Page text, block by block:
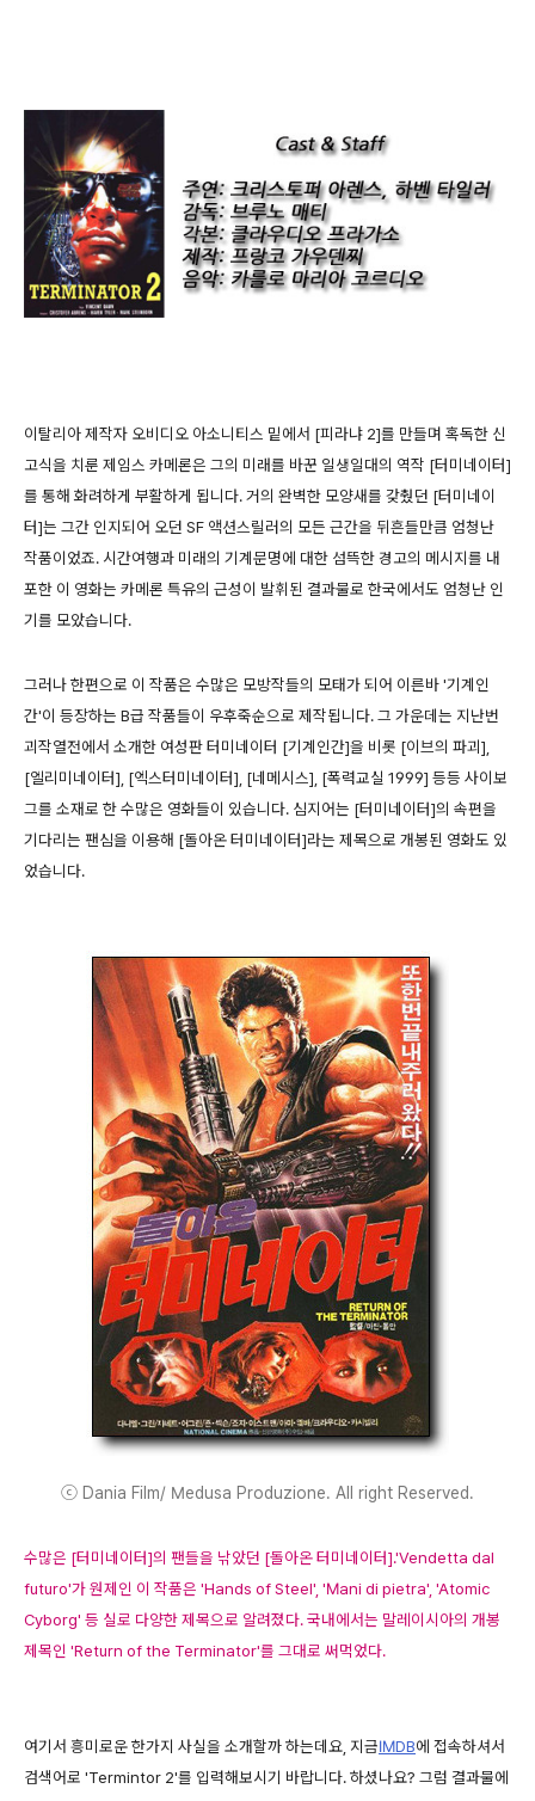
이탈리아 제작자 오비디오 아소니티스 밑에서 [피라냐 2]를 만들며 혹독한 신
고식을 치룬 제임스 카메론은 그의 미래를 바꾼 일생일대의 역작 [터미네이터]
를 통해 화려하게 부활하게 됩니다. 거의 완벽한 모양새를 갖췄던 [터미네이
터]는 그간 인지되어 오던 SF 액션스릴러의 모든 근간을 뒤흔들만큼 엄청난
작품이었죠. 시간여행과 미래의 기계문명에 대한 섬뜩한 경고의 메시지를 내
포한 이 영화는 카메론 특유의 근성이 발휘된 결과물로 한국에서도 엄청난 인
기를 모았습니다.
그러나 한편으로 이 작품은 수많은 모방작들의 모태가 되어 이른바 '기계인
간'이 등장하는 B급 작품들이 우후죽순으로 제작됩니다. 그 가운데는 지난번
괴작열전에서 소개한 여성판 터미네이터 [기계인간]을 비롯 [이브의 파괴],
[엘리미네이터], [엑스터미네이터], [네메시스], [폭력교실 1999] 등등 사이보
그를 소재로 한 수많은 영화들이 있습니다. 심지어는 [터미네이터]의 속편을
기다리는 팬심을 이용해 [돌아온 터미네이터]라는 제목으로 개봉된 영화도 있
었습니다.
ⓒ Dania Film/ Medusa Produzione. All right Reserved.
수많은 [터미네이터]의 팬들을 낚았던 [돌아온 터미네이터].'Vendetta dal
futuro'가 원제인 이 작품은 'Hands of Steel', 'Mani di pietra', 'Atomic
Cyborg' 등 실로 다양한 제목으로 알려졌다. 국내에서는 말레이시아의 개봉
제목인 'Return of the Terminator'를 그대로 써먹었다.
여기서 흥미로운 한가지 사실을 소개할까 하는데요, 지금IMDB에 접속하셔서
검색어로 'Termintor 2'를 입력해보시기 바랍니다. 하셨나요? 그럼 결과물에